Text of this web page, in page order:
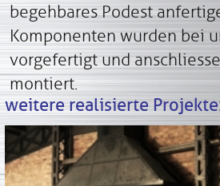
begehbares Podest
Komponenten wurden bei
vorgefertigt und
montiert.
weitere realisierte